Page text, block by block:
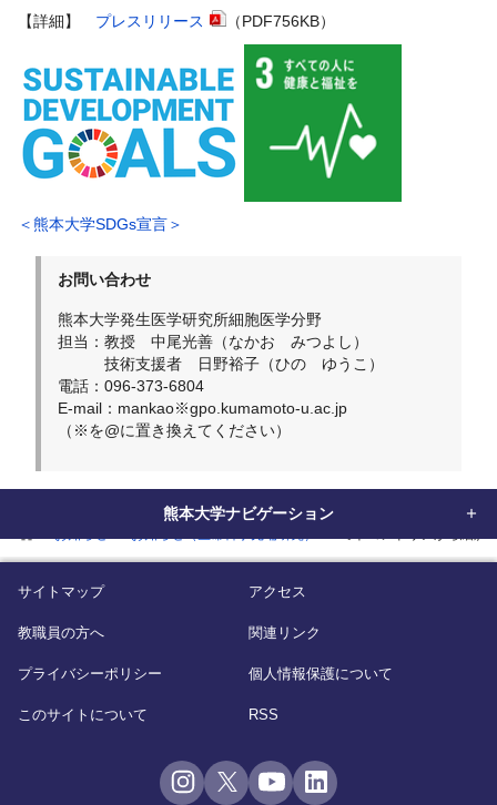
【詳細】 プレスリリース （PDF756KB）
＜熊本大学SDGs宣言＞
お問い合わせ
熊本大学発生医学研究所細胞医学分野
担当：教授 中尾光善（なかお みつよし）
技術支援者 日野裕子（ひの ゆうこ）
電話：096-373-6804
E-mail：mankao※gpo.kumamoto-u.ac.jp
（※を@に置き換えてください）
熊本大学ナビゲーション
サイトマップ アクセス
教職員の方へ 関連リンク
プライバシーポリシー 個人情報保護について
このサイトについて RSS